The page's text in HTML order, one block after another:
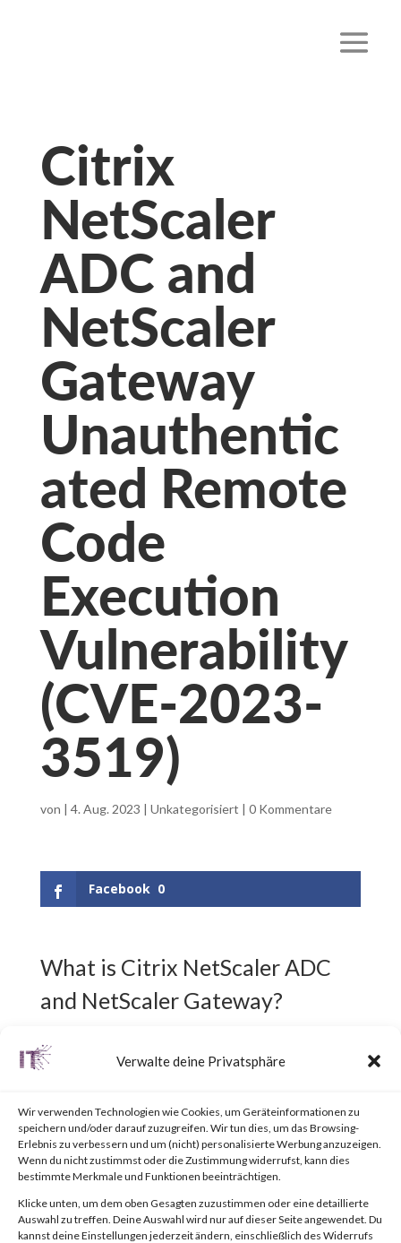
Verwalte deine Privatsphäre
Wir verwenden Technologien wie Cookies, um Geräteinformationen zu
speichern und/oder darauf zuzugreifen. Wir tun dies, um das Browsing-
Erlebnis zu verbessern und um (nicht) personalisierte Werbung anzuzeigen.
Wenn du nicht zustimmst oder die Zustimmung widerrufst, kann dies
bestimmte Merkmale und Funktionen beeinträchtigen.
Klicke unten, um dem oben Gesagten zuzustimmen oder eine detaillierte
Auswahl zu treffen. Deine Auswahl wird nur auf dieser Seite angewendet. Du
kannst deine Einstellungen jederzeit ändern, einschließlich des Widerrufs
Citrix
NetScaler
ADC and
NetScaler
Gateway
Unauthentic
ated Remote
Code
Execution
Vulnerability
(CVE-2023-
3519)
von | 4. Aug. 2023 | Unkategorisiert | 0 Kommentare
Facebook 0
What is Citrix NetScaler ADC
and NetScaler Gateway?
Citrix NetScaler ADC,
is an Application Delivery
Controller (ADC) designed to
achieve secure and optimized
network traffic.